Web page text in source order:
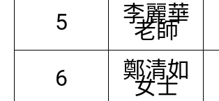
5 李麗華
老師
6 鄭清如
女士